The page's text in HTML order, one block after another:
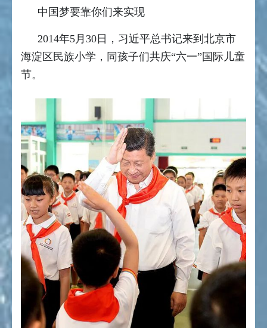
中国梦要靠你们来实现
2014年5月30日，习近平总书记来到北京市
海淀区民族小学，同孩子们共庆“六一”国际儿童
节。